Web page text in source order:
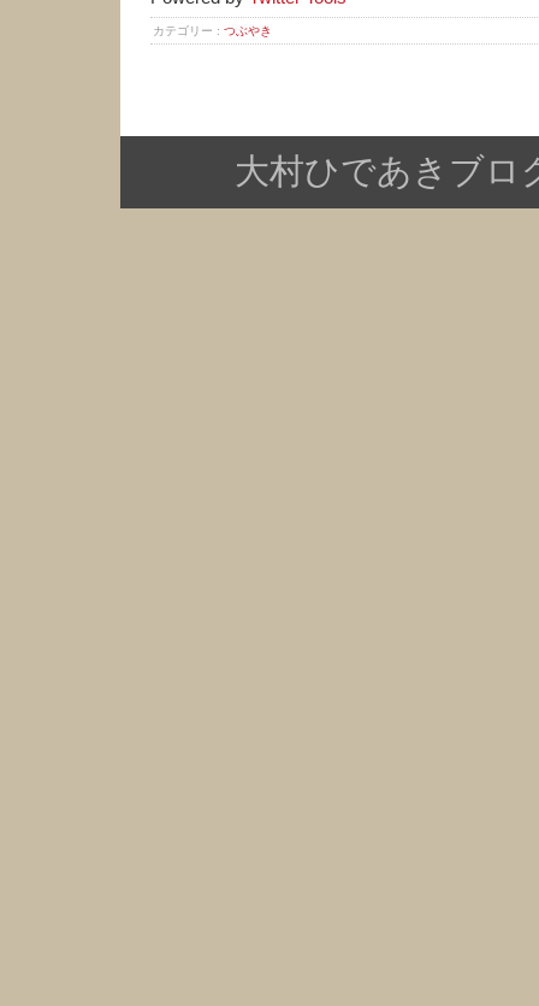
カテゴリー : つぶやき
大村ひであきブロ